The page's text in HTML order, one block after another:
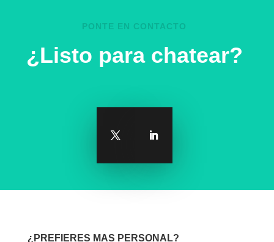
PONTE EN CONTACTO
¿Listo para chatear?
¿PREFIERES MAS PERSONAL?